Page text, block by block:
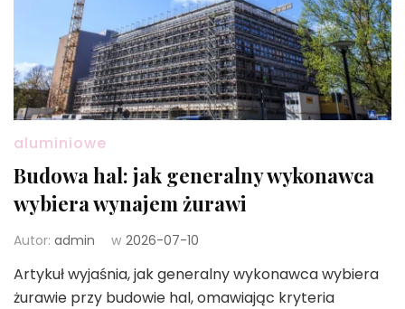
aluminiowe
Budowa hal: jak generalny wykonawca
wybiera wynajem żurawi
Autor: admin w 2026-07-10
Artykuł wyjaśnia, jak generalny wykonawca wybiera
żurawie przy budowie hal, omawiając kryteria